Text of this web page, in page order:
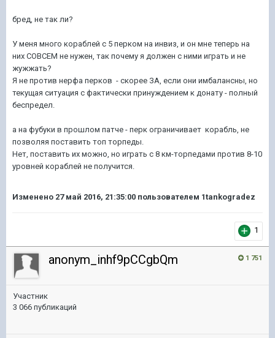
бред, не так ли?
У меня много кораблей с 5 перком на инвиз, и он мне теперь на
них СОВСЕМ не нужен, так почему я должен с ними играть и не
жужжать?
Я не против нерфа перков - скорее ЗА, если они имбалансны, но
текущая ситуация с фактически принуждением к донату - полный
беспредел.
а на фубуки в прошлом патче - перк ограничивает корабль, не
позволяя поставить топ торпеды.
Нет, поставить их можно, но играть с 8 км-торпедами против 8-10
уровней кораблей не получится.
Изменено 27 май 2016, 21:35:00 пользователем 1tankogradez
1
1 751
anonym_inhf9pCCgbQm
Участник
3 066 публикаций